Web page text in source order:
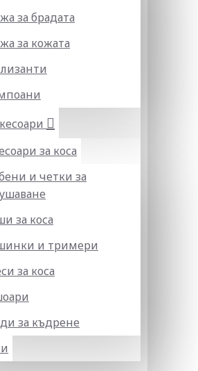
за брадата
за кожата
за коса
и четки за
за коса
и тримери
за коса
за къдрене